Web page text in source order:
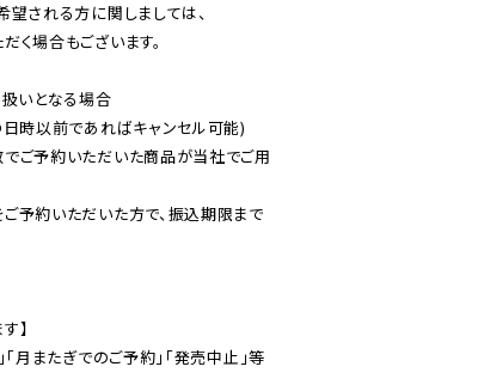
望される方に関しましては、
く場合もございます。
いとなる場合
時以前であればキャンセル可能)
ご予約いただいた商品が当社でご用
予約いただいた方で、振込期限まで
】
「月またぎでのご予約」「発売中止」等